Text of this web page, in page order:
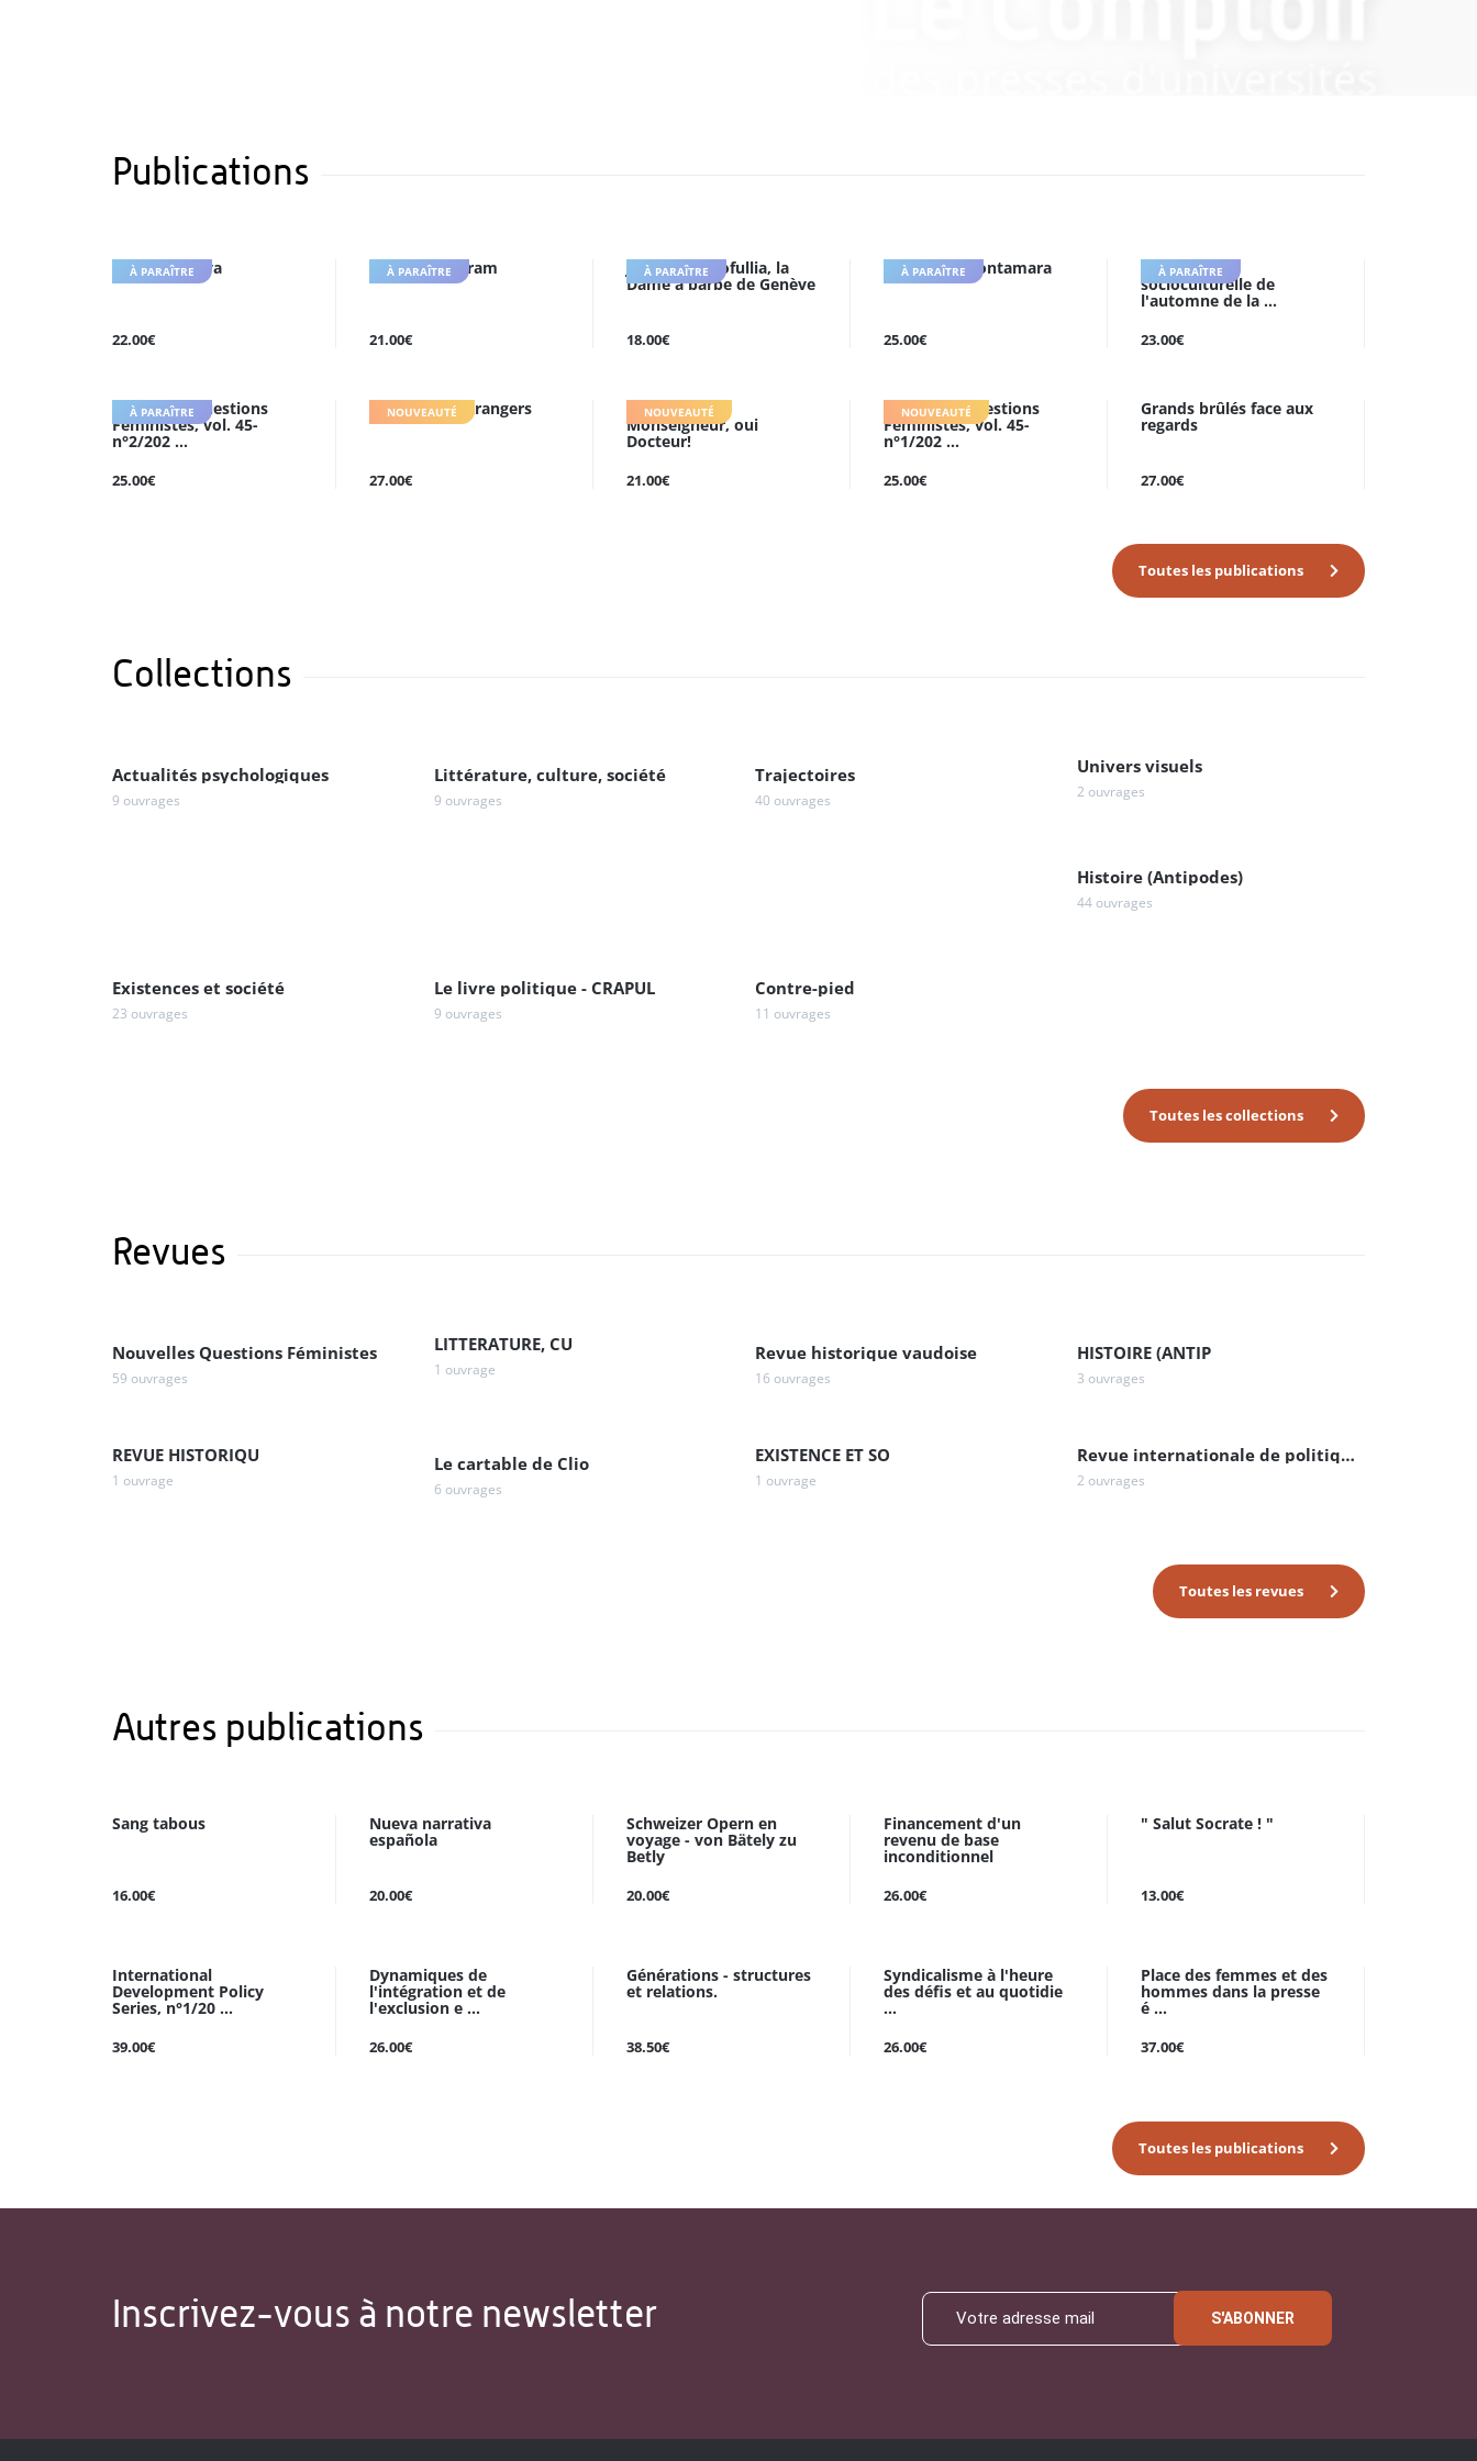
Publications
À PARAÎTRE
Tant que ça va
22.00€
À PARAÎTRE
Les Voix du tram
21.00€
À PARAÎTRE
Joséphine Clofullia, la
Dame à barbe de Genève
18.00€
À PARAÎTRE
Et il écrivit Fontamara
25.00€
À PARAÎTRE
Psychologie
socioculturelle de
l'automne de la ...
23.00€
À PARAÎTRE
Nouvelles Questions
Féministes, vol. 45-
n°2/202 ...
25.00€
NOUVEAUTÉ
Afficher les étrangers
27.00€
NOUVEAUTÉ
Oui Chéri, oui
Monseigneur, oui
Docteur!
21.00€
NOUVEAUTÉ
Nouvelles Questions
Féministes, vol. 45-
n°1/202 ...
25.00€
Grands brûlés face aux
regards
27.00€
Toutes les publications
Collections
Actualités psychologiques
9 ouvrages
Littérature, culture, société
9 ouvrages
Trajectoires
40 ouvrages
Univers visuels
2 ouvrages
Histoire (Antipodes)
44 ouvrages
Existences et société
23 ouvrages
Le livre politique - CRAPUL
9 ouvrages
Contre-pied
11 ouvrages
Toutes les collections
Revues
Nouvelles Questions Féministes
59 ouvrages
LITTERATURE, CU
1 ouvrage
Revue historique vaudoise
16 ouvrages
HISTOIRE (ANTIP
3 ouvrages
REVUE HISTORIQU
1 ouvrage
Le cartable de Clio
6 ouvrages
EXISTENCE ET SO
1 ouvrage
Revue internationale de politique de développement
2 ouvrages
Toutes les revues
Autres publications
Sang tabous
16.00€
Nueva narrativa
española
20.00€
Schweizer Opern en
voyage - von Bätely zu
Betly
20.00€
Financement d'un
revenu de base
inconditionnel
26.00€
" Salut Socrate ! "
13.00€
International
Development Policy
Series, n°1/20 ...
39.00€
Dynamiques de
l'intégration et de
l'exclusion e ...
26.00€
Générations - structures
et relations.
38.50€
Syndicalisme à l'heure
des défis et au quotidie
...
26.00€
Place des femmes et des
hommes dans la presse
é ...
37.00€
Toutes les publications
Inscrivez-vous à notre newsletter S'ABONNER